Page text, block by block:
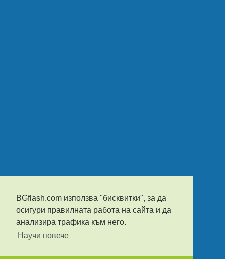
BGflash.com използва "бисквитки", за да
осигури правилната работа на сайта и да
анализира трафика към него.
Научи повече